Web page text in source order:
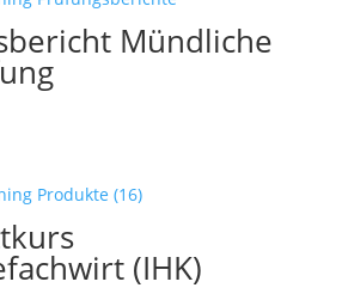
Mündliche
(IHK)